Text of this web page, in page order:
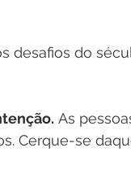
desafios do
As
Cerque-se